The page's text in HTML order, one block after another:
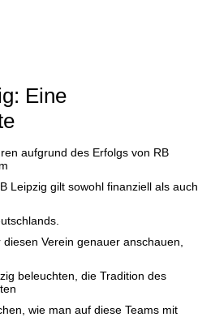
Eine
aufgrund des Erfolgs von RB
Leipzig gilt sowohl finanziell als auch
Verein genauer anschauen,
beleuchten, die Tradition des
wie man auf diese Teams mit